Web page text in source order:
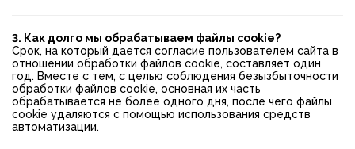
3. Как долго мы обрабатываем файлы cookie?
Срок, на который дается согласие пользователем сайта в
отношении обработки файлов cookie, составляет один
год. Вместе с тем, с целью соблюдения безызбыточности
обработки файлов cookie, основная их часть
обрабатывается не более одного дня, после чего файлы
cookie удаляются с помощью использования средств
автоматизации.